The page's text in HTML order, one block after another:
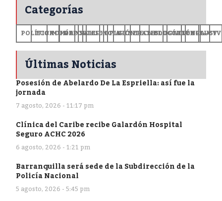
Categorías
POLÍTICA
ECONOMÍA
MUNDODEPORTES
SALUDCIENCIA
OPINIÓN
GENERALES
TECNOLOGÍA
EDUCACIÓN
CULTURA+CV
Últimas Noticias
Posesión de Abelardo De La Espriella: así fue la
jornada
7 agosto, 2026 - 11:17 pm
Clínica del Caribe recibe Galardón Hospital
Seguro ACHC 2026
6 agosto, 2026 - 1:21 pm
Barranquilla será sede de la Subdirección de la
Policía Nacional
5 agosto, 2026 - 5:45 pm